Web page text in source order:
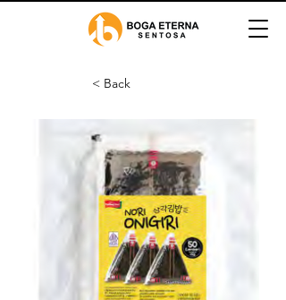
< Back